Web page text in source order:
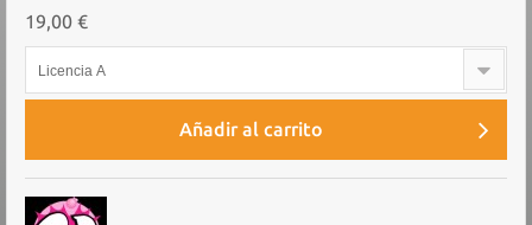
19,00 €
Licencia A
Añadir al carrito